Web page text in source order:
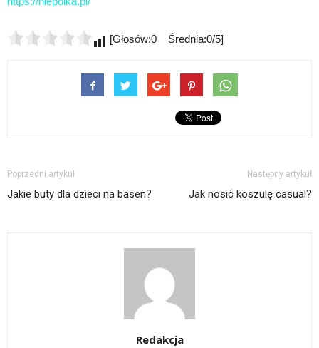
[Głosów:0 Średnia:0/5]
Poprzedni artykuł
Jakie buty dla dzieci na basen?
Następny artykuł
Jak nosić koszulę casual?
Redakcja